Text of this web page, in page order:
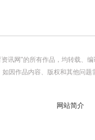
讯网"的所有作品，均转载、
因作品内容、版权和其他问
网站简介